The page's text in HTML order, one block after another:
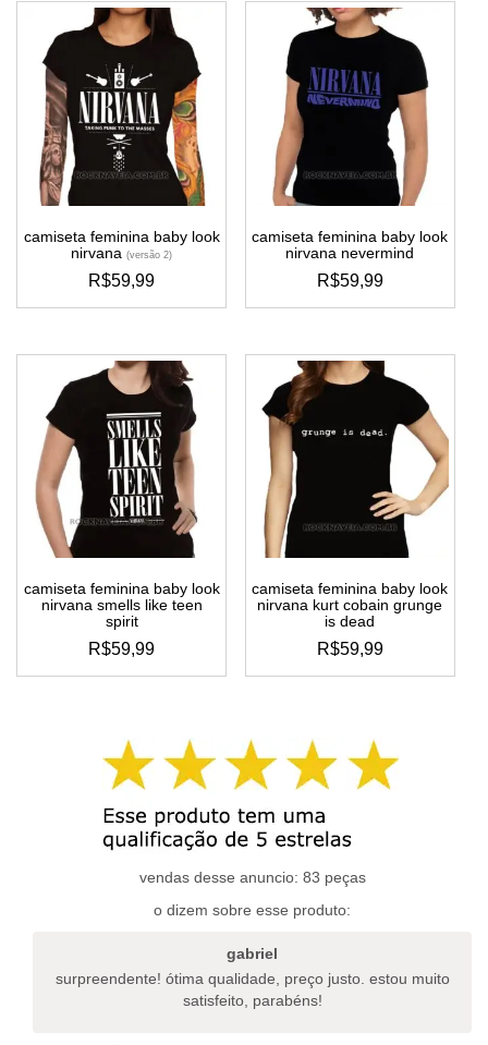
camiseta feminina baby look
nirvana(versão 2)
R$59,99
este
tem
várias
variantes.
as
opções
podem
ser
escolhidas
na
produto
camiseta feminina baby look
nirvana nevermind
R$59,99
este
tem
várias
opções
podem
escolhidas
na
produto
camiseta feminina baby look
nirvana smells like teen
spirit
R$59,99
este
várias
variantes.
as
opções
podem
escolhidas
página
camiseta feminina baby look
nirvana kurt cobain grunge
is dead
R$59,99
este
várias
variantes.
as
podem
escolhidas
página
vendas desse anuncio: 83 peças
o dizem sobre esse produto:
gabriel
surpreendente! ótima qualidade, preço justo. estou muito
satisfeito, parabéns!